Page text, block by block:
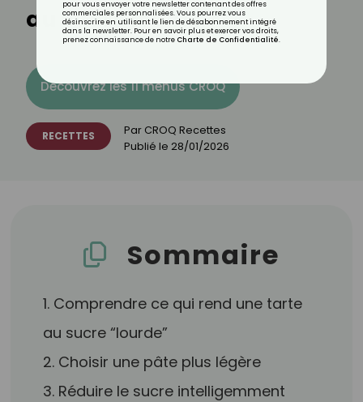
au sucre légère ?
Découvrez les 11 menus CROQ
RECETTES Par CROQ Recettes
Publié le 28/01/2026
Sommaire
1. Comprendre ce qui rend une tarte
au sucre “lourde”
2. Choisir une pâte plus légère
3. Réduire le sucre intelligemment
pour vous envoyer votre newsletter contenant des offres
commerciales personnalisées. Vous pourrez vous
désinscrire en utilisant le lien de désabonnement intégré
dans la newsletter. Pour en savoir plus et exercer vos droits,
prenez connaissance de notre Charte de Confidentialité.